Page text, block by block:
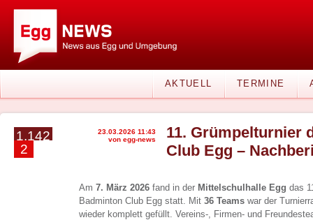
AKTUELL TERMINE
1.142
2
23.03.2026 11:43
von egg-news
11. Grümpelturnier
Club Egg –
Am 7. März 2026 fand in der Mittelschulhalle Egg das
Badminton Club Egg statt. Mit 36 Teams war der
wieder komplett gefüllt. Vereins-, Firmen- und